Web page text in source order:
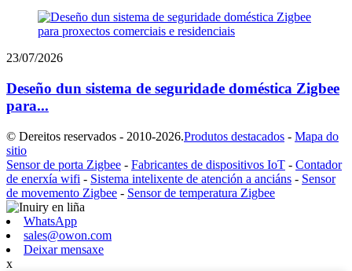
23/07/2026
Deseño dun sistema de seguridade doméstica Zigbee
para...
© Dereitos reservados - 2010-2026.Produtos destacados - Mapa do
sitio
Sensor de porta Zigbee - Fabricantes de dispositivos IoT - Contador
de enerxía wifi - Sistema intelixente de atención a anciáns - Sensor
de movemento Zigbee - Sensor de temperatura Zigbee
WhatsApp
sales@owon.com
Deixar mensaxe
x